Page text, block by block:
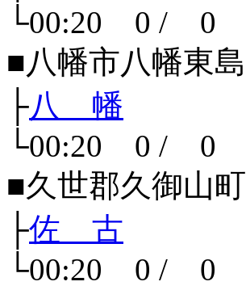
└00:20 0 / 0
■八幡市八幡東島
├八 幡
└00:20 0 / 0
■久世郡久御山町
├佐 古
└00:20 0 / 0